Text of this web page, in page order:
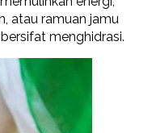
atau ramuan jamu
menghidrasi.